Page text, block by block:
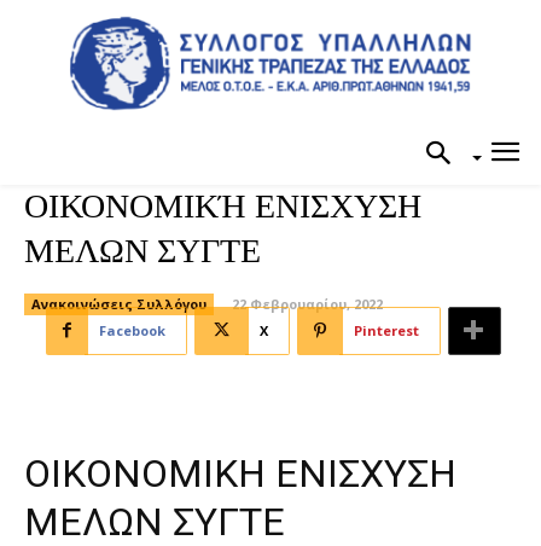
ΟΙΚΟΝΟΜΙΚΉ ΕΝΙΣΧΥΣΗ
ΜΕΛΩΝ ΣΥΓΤΕ
Ανακοινώσεις Συλλόγου
22 Φεβρουαρίου, 2022
Facebook
X Pinterest
ΟΙΚΟΝΟΜΙΚΗ ΕΝΙΣΧΥΣΗ
ΜΕΛΩΝ ΣΥΓΤΕ